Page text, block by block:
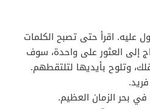
عليه. اقرأ حتى تصبح الكلمات
إلى العثور على واحدة، سوف
وتلوح بأيديها لتلتقطهم.
بحر الزمان العظيم.